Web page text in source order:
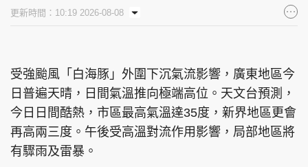
更新時間：10:19 2026-08-08
受強颱風「白海豚」外圍下沉氣流影響，廣東地區今
日普遍天晴，日間氣溫推向極端高位。天文台預測，
今日日間酷熱，市區最高氣溫達35度，新界地區更會
再高兩三度。午後受高溫對流作用影響，局部地區將
有驟雨及雷暴。